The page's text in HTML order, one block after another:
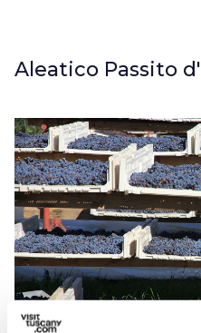
Aleatico Passito